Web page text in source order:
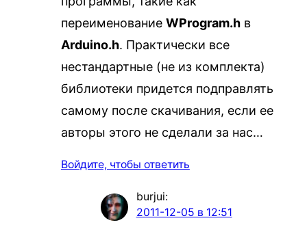
переименование WProgram.hв
Arduino.h. Практически все
нестандартные (не из комплекта)
библиотеки придется подправлять
самому после скачивания, если ее
авторы этого не сделали за нас…
Войдите, чтобы ответить
burjui:
2011-12-05 в 12:51